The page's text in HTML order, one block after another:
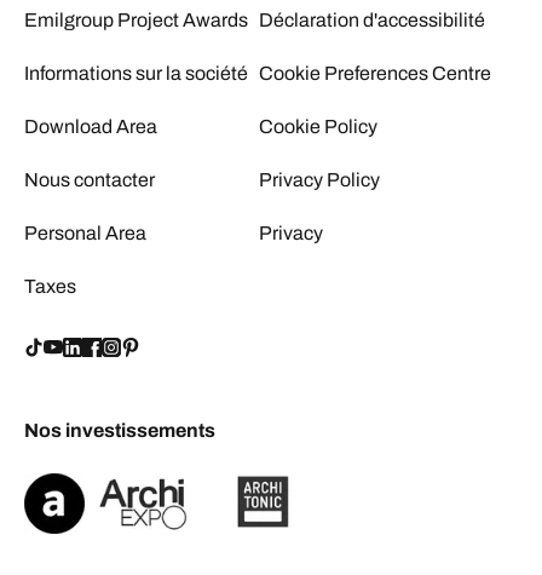
Emilgroup Project Awards
Informations sur la société
Download Area
Nous contacter
Personal Area
Taxes
Déclaration d'accessibilité
Cookie Preferences Centre
Cookie Policy
Privacy Policy
Privacy
Nos investissements